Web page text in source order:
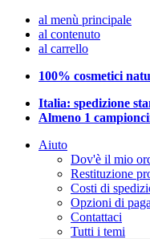
al menù principale
al contenuto
al carrello
100% cosmetici
Italia: spedizione
Almeno 1
Aiuto
Dov'è il mio
Restituzione
Costi di
Opzioni di
Contattaci
Tutti i temi